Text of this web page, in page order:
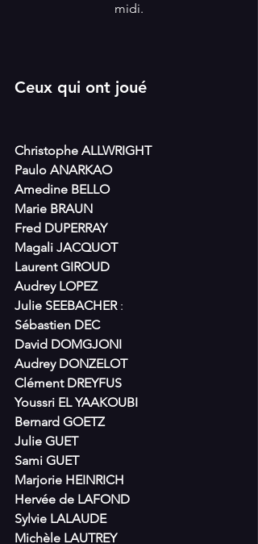
midi.
Ceux qui ont joué
Christophe ALLWRIGHT
Paulo ANARKAO
Amedine BELLO
Marie BRAUN
Fred DUPERRAY
Magali JACQUOT
Laurent GIROUD
Audrey LOPEZ
Julie SEEBACHER :
Sébastien DEC
David DOMGJONI
Audrey DONZELOT
Clément DREYFUS
Youssri EL YAAKOUBI
Bernard GOETZ
Julie GUET
Sami GUET
Marjorie HEINRICH
Hervée de LAFOND
Sylvie LALAUDE
Michèle LAUTREY